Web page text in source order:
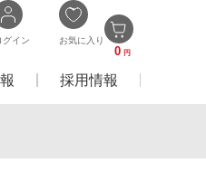
グイン お気に入り
0 円
採用情報